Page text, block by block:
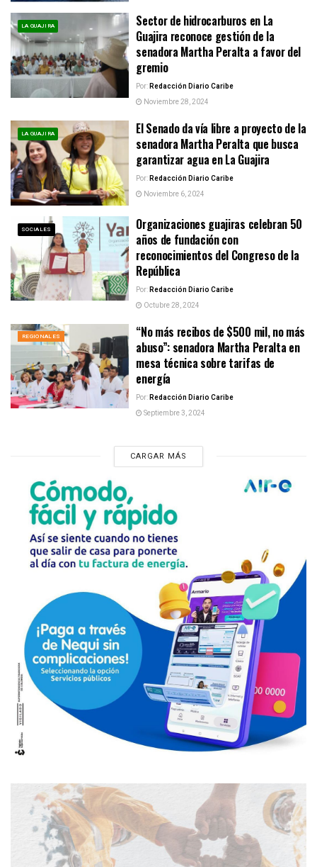
LA GUAJIRA
Sector de hidrocarburos en La
Guajira reconoce gestión de la
senadora Martha Peralta a favor del
gremio
Por:Redacción Diario Caribe
Noviembre 28, 2024
LA GUAJIRA
El Senado da vía libre a proyecto de la
senadora Martha Peralta que busca
garantizar agua en La Guajira
Por:Redacción Diario Caribe
Noviembre 6, 2024
SOCIALES
Organizaciones guajiras celebran 50
años de fundación con
reconocimientos del Congreso de la
República
Por:Redacción Diario Caribe
Octubre 28, 2024
REGIONALES
“No más recibos de $500 mil, no más
abuso”: senadora Martha Peralta en
mesa técnica sobre tarifas de
energía
Por:Redacción Diario Caribe
Septiembre 3, 2024
CARGAR MÁS